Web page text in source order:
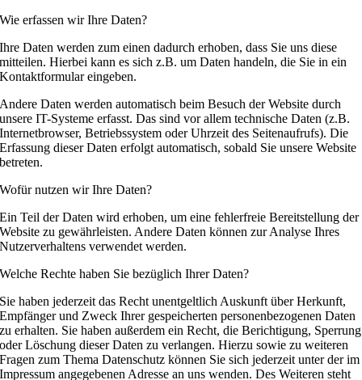
Wie erfassen wir Ihre Daten?
Ihre Daten werden zum einen dadurch erhoben, dass Sie uns diese
mitteilen. Hierbei kann es sich z.B. um Daten handeln, die Sie in ein
Kontaktformular eingeben.
Andere Daten werden automatisch beim Besuch der Website durch
unsere IT-Systeme erfasst. Das sind vor allem technische Daten (z.B.
Internetbrowser, Betriebssystem oder Uhrzeit des Seitenaufrufs). Die
Erfassung dieser Daten erfolgt automatisch, sobald Sie unsere Website
betreten.
Wofür nutzen wir Ihre Daten?
Ein Teil der Daten wird erhoben, um eine fehlerfreie Bereitstellung der
Website zu gewährleisten. Andere Daten können zur Analyse Ihres
Nutzerverhaltens verwendet werden.
Welche Rechte haben Sie bezüglich Ihrer Daten?
Sie haben jederzeit das Recht unentgeltlich Auskunft über Herkunft,
Empfänger und Zweck Ihrer gespeicherten personenbezogenen Daten
zu erhalten. Sie haben außerdem ein Recht, die Berichtigung, Sperrung
oder Löschung dieser Daten zu verlangen. Hierzu sowie zu weiteren
Fragen zum Thema Datenschutz können Sie sich jederzeit unter der im
Impressum angegebenen Adresse an uns wenden. Des Weiteren steht